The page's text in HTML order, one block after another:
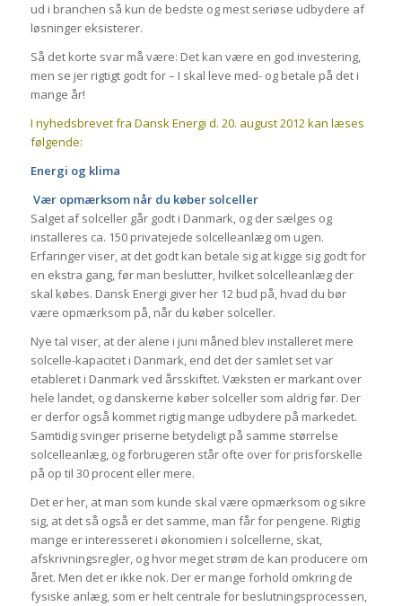
ud i branchen så kun de bedste og mest seriøse udbydere af
løsninger eksisterer.
Så det korte svar må være: Det kan være en god investering,
men se jer rigtigt godt for – I skal leve med- og betale på det i
mange år!
I nyhedsbrevet fra Dansk Energi d. 20. august 2012 kan læses
følgende:
Energi og klima
Vær opmærksom når du køber solceller
Salget af solceller går godt i Danmark, og der sælges og
installeres ca. 150 privatejede solcelleanlæg om ugen.
Erfaringer viser, at det godt kan betale sig at kigge sig godt for
en ekstra gang, før man beslutter, hvilket solcelleanlæg der
skal købes. Dansk Energi giver her 12 bud på, hvad du bør
være opmærksom på, når du køber solceller.
Nye tal viser, at der alene i juni måned blev installeret mere
solcelle-kapacitet i Danmark, end det der samlet set var
etableret i Danmark ved årsskiftet. Væksten er markant over
hele landet, og danskerne køber solceller som aldrig før. Der
er derfor også kommet rigtig mange udbydere på markedet.
Samtidig svinger priserne betydeligt på samme størrelse
solcelleanlæg, og forbrugeren står ofte over for prisforskelle
på op til 30 procent eller mere.
Det er her, at man som kunde skal være opmærksom og sikre
sig, at det så også er det samme, man får for pengene. Rigtig
mange er interesseret i økonomien i solcellerne, skat,
afskrivningsregler, og hvor meget strøm de kan producere om
året. Men det er ikke nok. Der er mange forhold omkring de
fysiske anlæg, som er helt centrale for beslutningsprocessen,